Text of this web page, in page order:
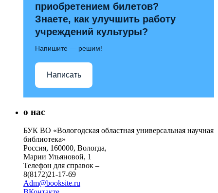
приобретением билетов?
Знаете, как улучшить работу
учреждений культуры?
Напишите — решим!
Написать
о нас
БУК ВО «Вологодская областная универсальная научная
библиотека»
Россия, 160000, Вологда,
Марии Ульяновой, 1
Телефон для справок –
8(8172)21-17-69
Adm@booksite.ru